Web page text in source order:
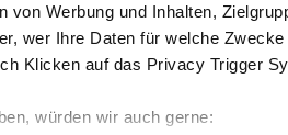
von Werbung und Inhalten,
wer Ihre Daten für welche
Klicken auf das Privacy Trigger
würden wir auch gerne: